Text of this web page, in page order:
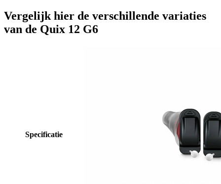
Vergelijk hier de verschillende variaties
van de Quix 12 G6
Specificatie